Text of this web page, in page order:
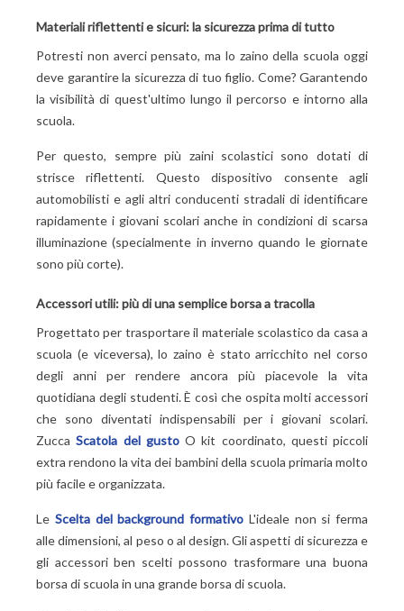
Materiali riflettenti e sicuri: la sicurezza prima di tutto
Potresti non averci pensato, ma lo zaino della scuola oggi
deve garantire la sicurezza di tuo figlio. Come? Garantendo
la visibilità di quest'ultimo lungo il percorso e intorno alla
scuola.
Per questo, sempre più zaini scolastici sono dotati di
strisce riflettenti. Questo dispositivo consente agli
automobilisti e agli altri conducenti stradali di identificare
rapidamente i giovani scolari anche in condizioni di scarsa
illuminazione (specialmente in inverno quando le giornate
sono più corte).
Accessori utili: più di una semplice borsa a tracolla
Progettato per trasportare il materiale scolastico da casa a
scuola (e viceversa), lo zaino è stato arricchito nel corso
degli anni per rendere ancora più piacevole la vita
quotidiana degli studenti. È così che ospita molti accessori
che sono diventati indispensabili per i giovani scolari.
ZuccaScatola del gustoO kit coordinato, questi piccoli
extra rendono la vita dei bambini della scuola primaria molto
più facile e organizzata.
Le Scelta del background formativo L'ideale non si ferma
alle dimensioni, al peso o al design. Gli aspetti di sicurezza e
gli accessori ben scelti possono trasformare una buona
borsa di scuola in una grande borsa di scuola.